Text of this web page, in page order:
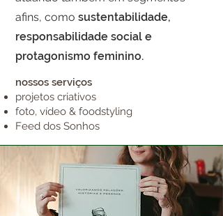
afins, como sustentabilidade,
responsabilidade social e
protagonismo feminino.
nossos serviços
projetos criativos
foto, vídeo & foodstyling
Feed dos Sonhos